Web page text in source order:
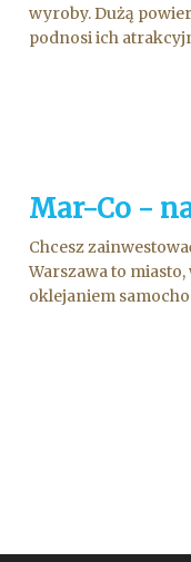
wyroby. Dużą
podnosi ich
Mar-Co -
Chcesz
Warszawa to
oklejaniem